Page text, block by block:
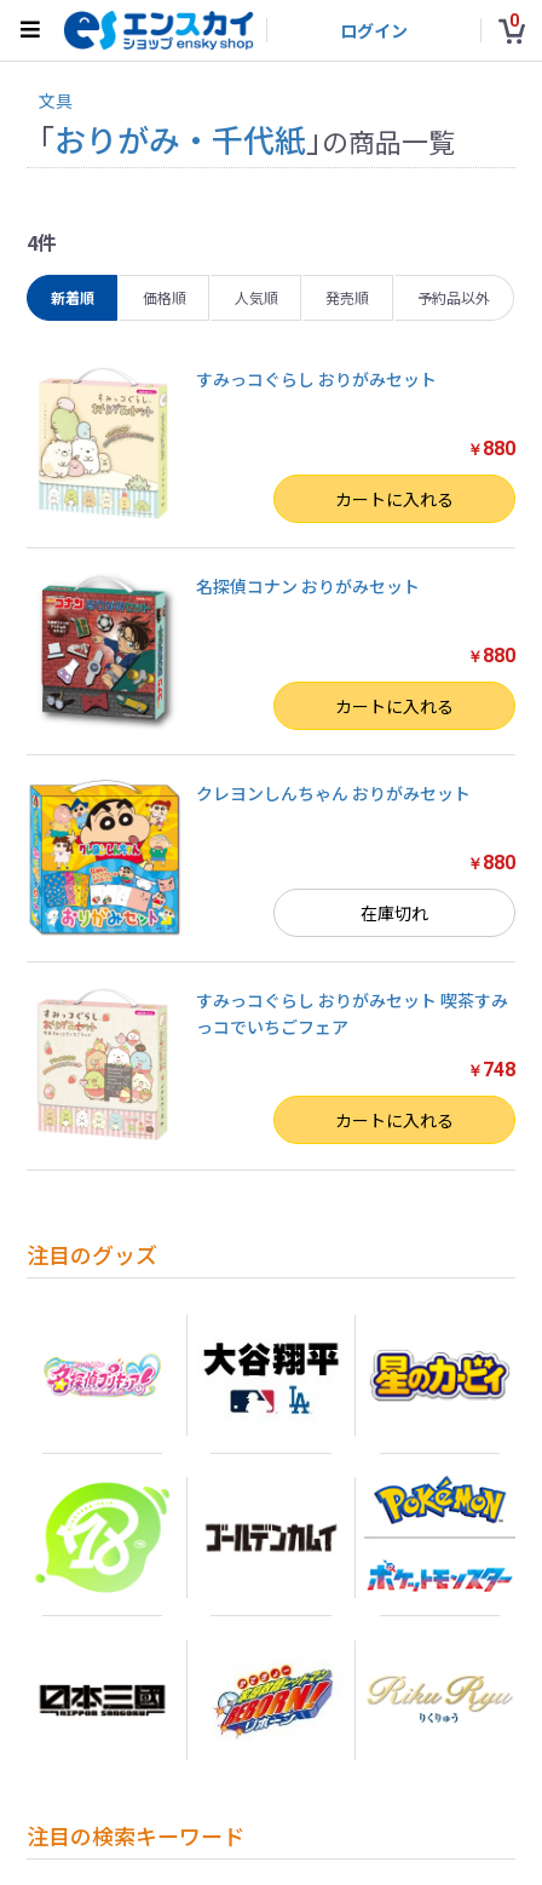
ログイン 0
注目のグッズ
注目の検索キーワード
文具
「おりがみ・千代紙」の商品一覧
4件
新着順 価格順 人気順 発売順 予約品以外
すみっコぐらし おりがみセット
￥ 880
カートに入れる
名探偵コナン おりがみセット
￥ 880
カートに入れる
クレヨンしんちゃん おりがみセット
￥ 880
在庫切れ
すみっコぐらし おりがみセット 喫茶すみ
っコでいちごフェア
￥ 748
カートに入れる
カートへ進む